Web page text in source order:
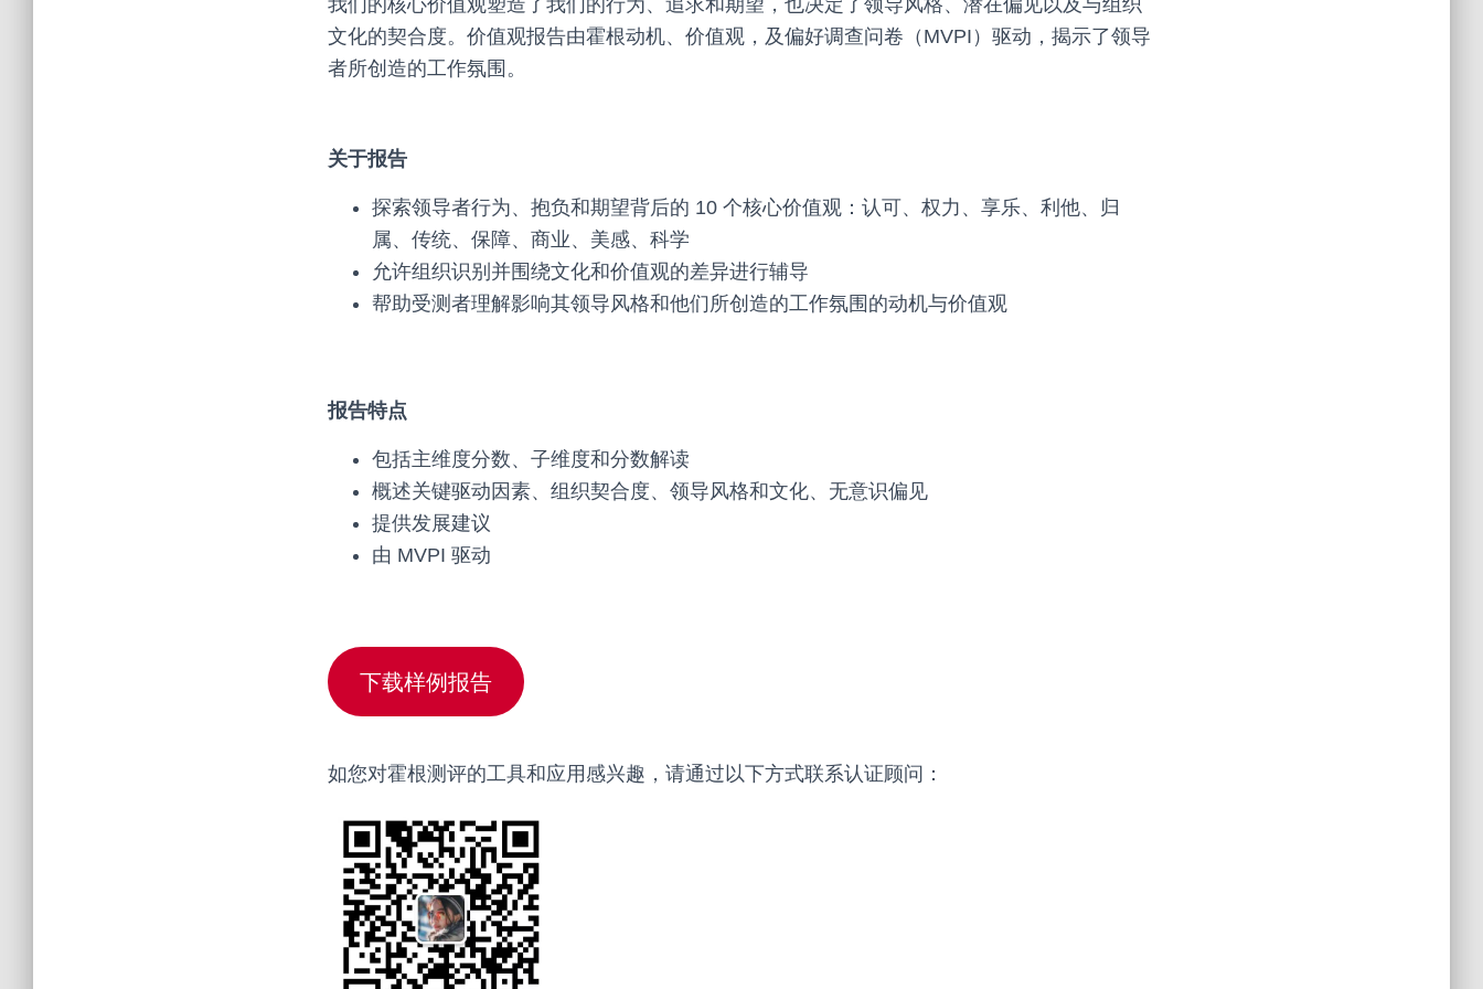
我们的核心价值观塑造了我们的行为、追求和期望，也决定了领导风格、潜在偏见以及与组织
文化的契合度。价值观报告由霍根动机、价值观，及偏好调查问卷（MVPI）驱动，揭示了领导
者所创造的工作氛围。
关于报告
探索领导者行为、抱负和期望背后的 10 个核心价值观：认可、权力、享乐、利他、归
属、传统、保障、商业、美感、科学
允许组织识别并围绕文化和价值观的差异进行辅导
帮助受测者理解影响其领导风格和他们所创造的工作氛围的动机与价值观
报告特点
包括主维度分数、子维度和分数解读
概述关键驱动因素、组织契合度、领导风格和文化、无意识偏见
提供发展建议
由 MVPI 驱动
下载样例报告
如您对霍根测评的工具和应用感兴趣，请通过以下方式联系认证顾问：